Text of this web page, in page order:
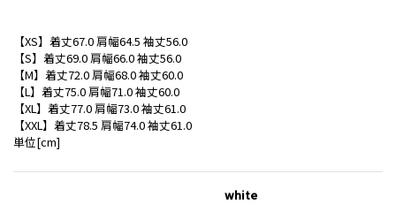
【XS】着丈67.0 肩幅64.5 袖丈56.0
【S】着丈69.0 肩幅66.0 袖丈56.0
【M】着丈72.0 肩幅68.0 袖丈60.0
【L】着丈75.0 肩幅71.0 袖丈60.0
【XL】着丈77.0 肩幅73.0 袖丈61.0
【XXL】着丈78.5 肩幅74.0 袖丈61.0
単位[cm]
white